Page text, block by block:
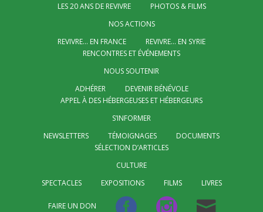
LES 20 ANS DE REVIVRE
PHOTOS & FILMS
NOS ACTIONS
REVIVRE… EN FRANCE
REVIVRE… EN SYRIE
RENCONTRES ET ÉVÉNEMENTS
NOUS SOUTENIR
ADHÉRER
DEVENIR BÉNÉVOLE
APPEL À DES HÉBERGEUSES ET HÉBERGEURS
S’INFORMER
NEWSLETTERS
TÉMOIGNAGES
DOCUMENTS
SÉLECTION D’ARTICLES
CULTURE
SPECTACLES
EXPOSITIONS FILMS LIVRES
FAIRE UN DON